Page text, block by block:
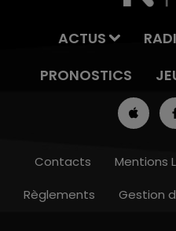
7h00 - 10h00
ACTUS
PRONOSTICS
Contacts Mentions
Règlements
Gestion